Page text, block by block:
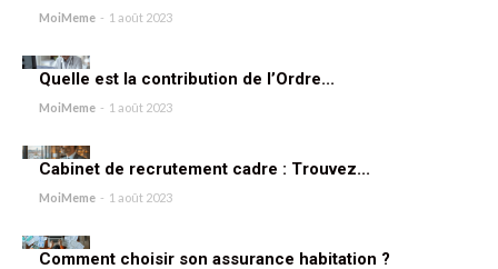
MoiMeme - 1 août 2023
Quelle est la contribution de l’Ordre...
MoiMeme - 1 août 2023
Cabinet de recrutement cadre : Trouvez...
MoiMeme - 1 août 2023
Comment choisir son assurance habitation ?